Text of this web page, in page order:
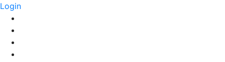
Login